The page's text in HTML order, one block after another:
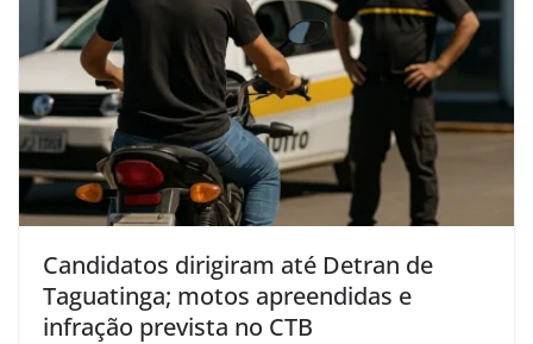
Candidatos dirigiram até Detran de
Taguatinga; motos apreendidas e
infração prevista no CTB